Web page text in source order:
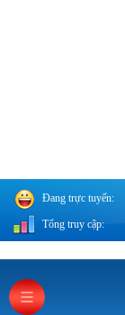
Đang trực tuyến:
Tổng truy cập: